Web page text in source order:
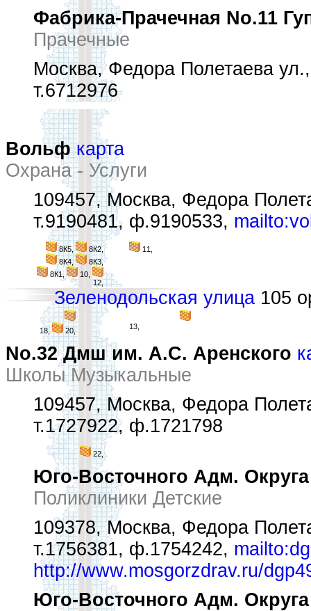
Фабрика-Прачечная No.11
Прачечные
Москва, Федора Полетаева
т.6712976
Вольф карта
Охрана - Услуги
109457, Москва, Федора
т.9190481, ф.9190533,
8К5,
8К2,
8К4,
8К3,
8К1,
10,
12,
11,
Зеленодольская улица 105
18, 20, 13,
No.32 Дмш им. А.С. Аренского
Школы Музыкальные
109457, Москва, Федора
т.1727922, ф.1721798
22,
Юго-Восточного Адм.
Поликлиники Детские
109378, Москва, Федора
т.1756381, ф.1754242,
http://www.mosgorzdrav.ru/
Юго-Восточного Адм.